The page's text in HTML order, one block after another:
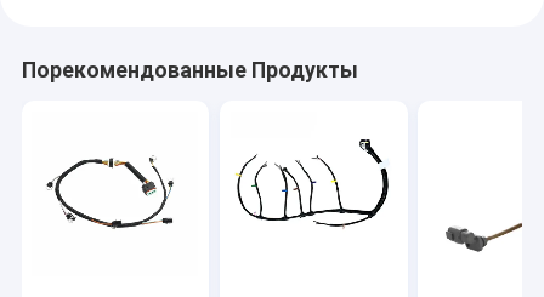
Порекомендованные Продукты